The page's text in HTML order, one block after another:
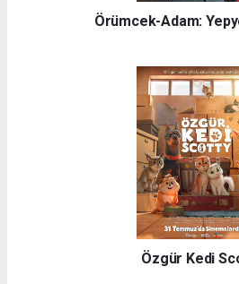
Örümcek-Adam:
Özgür Kedi